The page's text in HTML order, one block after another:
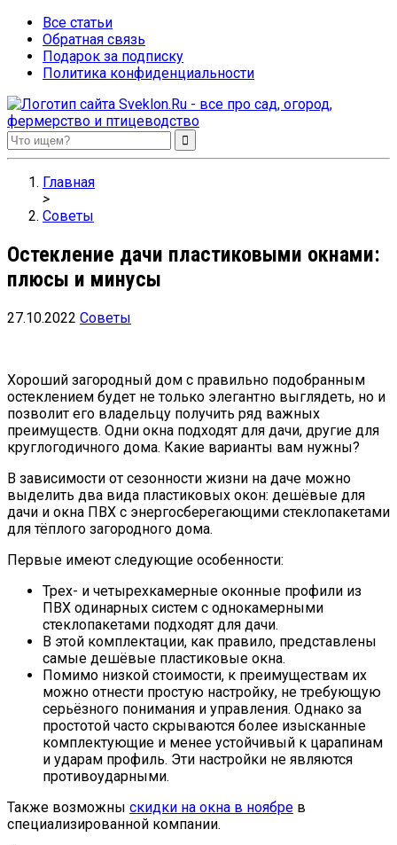
Все статьи
Обратная связь
Подарок за подписку
Политика конфиденциальности
Sveklon.Ru – все про сад, огород, фермерство и птицеводство
Главная
>
Советы
Остекление дачи пластиковыми окнами:
плюсы и минусы
27.10.2022 Советы
Хороший загородный дом с правильно подобранным
остеклением будет не только элегантно выглядеть, но и
позволит его владельцу получить ряд важных
преимуществ. Одни окна подходят для дачи, другие для
круглогодичного дома. Какие варианты вам нужны?
В зависимости от сезонности жизни на даче можно
выделить два вида пластиковых окон: дешёвые для
дачи и окна ПВХ с энергосберегающими стеклопакетами
для тёплого загородного дома.
Первые имеют следующие особенности:
Трех- и четырехкамерные оконные профили из
ПВХ одинарных систем с однокамерными
стеклопакетами подходят для дачи.
В этой комплектации, как правило, представлены
самые дешёвые пластиковые окна.
Помимо низкой стоимости, к преимуществам их
можно отнести простую настройку, не требующую
серьёзного понимания и управления. Однако за
простотой часто скрываются более изысканные
комплектующие и менее устойчивый к царапинам
и ударам профиль. Эти настройки не являются
противоударными.
Также возможны скидки на окна в ноябре в
специализированной компании.